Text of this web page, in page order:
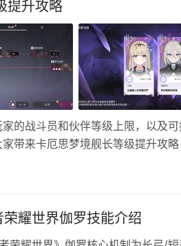
提升攻略
的战斗员和伙伴等级上限，以及
带来卡厄思梦境舰长等级提升攻
消耗的体力…
荣耀世界伽罗技能介绍